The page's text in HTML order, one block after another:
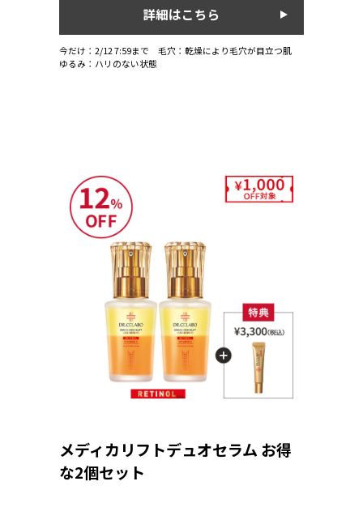
詳細はこちら
今だけ：2/12 7:59まで 毛穴：乾燥により毛穴が目立つ肌
ゆるみ：ハリのない状態
メディカリフトデュオセラム お得
な2個セット